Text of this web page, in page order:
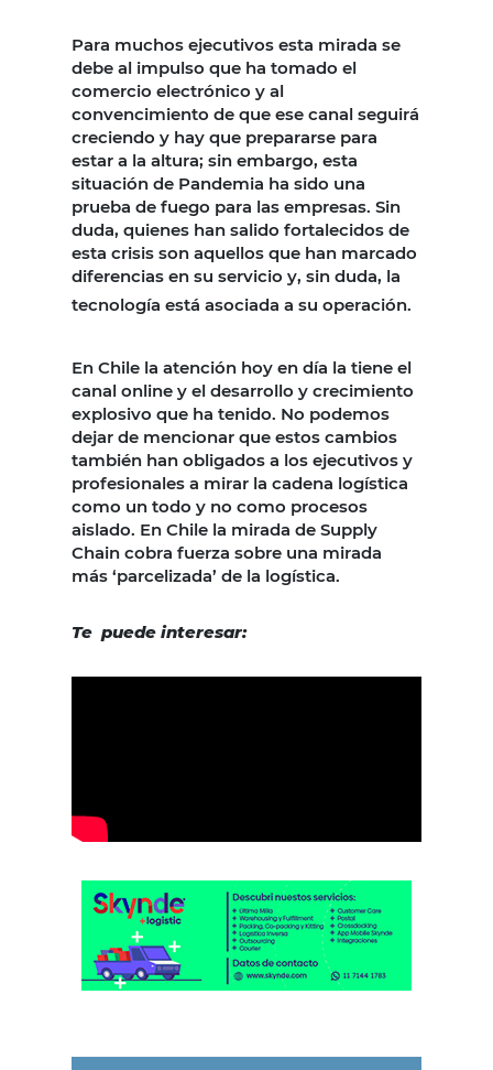
Para muchos ejecutivos esta mirada se
debe al impulso que ha tomado el
comercio electrónico y al
convencimiento de que ese canal seguirá
creciendo y hay que prepararse para
estar a la altura; sin embargo, esta
situación de Pandemia ha sido una
prueba de fuego para las empresas. Sin
duda, quienes han salido fortalecidos de
esta crisis son aquellos que han marcado
diferencias en su servicio y, sin duda, la
tecnología está asociada a su operación.
En Chile la atención hoy en día la tiene el
canal online y el desarrollo y crecimiento
explosivo que ha tenido. No podemos
dejar de mencionar que estos cambios
también han obligados a los ejecutivos y
profesionales a mirar la cadena logística
como un todo y no como procesos
aislado. En Chile la mirada de Supply
Chain cobra fuerza sobre una mirada
más ‘parcelizada’ de la logística.
Te puede interesar: